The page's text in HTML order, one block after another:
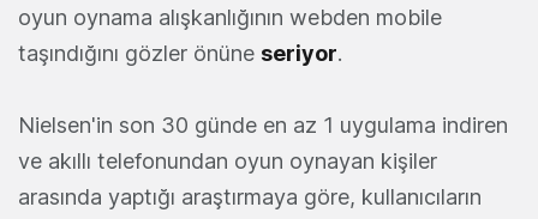
oyun oynama alışkanlığının webden mobile
taşındığını gözler önüne seriyor.
Nielsen'in son 30 günde en az 1 uygulama indiren
ve akıllı telefonundan oyun oynayan kişiler
arasında yaptığı araştırmaya göre, kullanıcıların